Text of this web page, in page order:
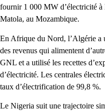
fournir 1 000 MW d’électricité
Matola, au Mozambique.
En Afrique du Nord, l’Algérie a
des revenus qui alimentent
GNL et a utilisé les recettes
d’électricité. Les centrales
taux d’électrification de 99,8 %.
Le Nigeria suit une trajectoire